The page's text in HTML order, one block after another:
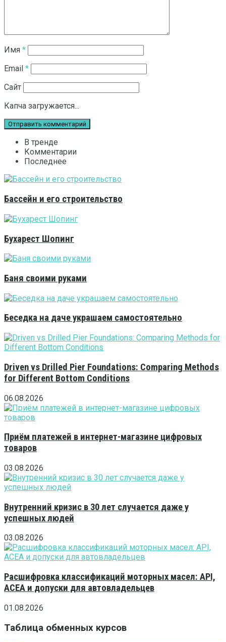
Имя *
Email *
Сайт
Капча загружается...
В тренде
Комментарии
Последнее
Бассейн и его строительство
Бухарест Шопинг
Баня своими руками
Беседка на даче украшаем самостоятельно
Driven vs Drilled Pier Foundations: Comparing Methods
for Different Bottom Conditions
06.08.2026
Приём платежей в интернет-магазине цифровых
товаров
03.08.2026
Внутренний кризис в 30 лет случается даже у
успешных людей
03.08.2026
Расшифровка классификаций моторных масел: API,
ACEA и допуски для автовладельцев
01.08.2026
Таблица обменных курсов